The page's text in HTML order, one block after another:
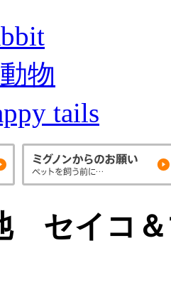
物
tails
セイコ